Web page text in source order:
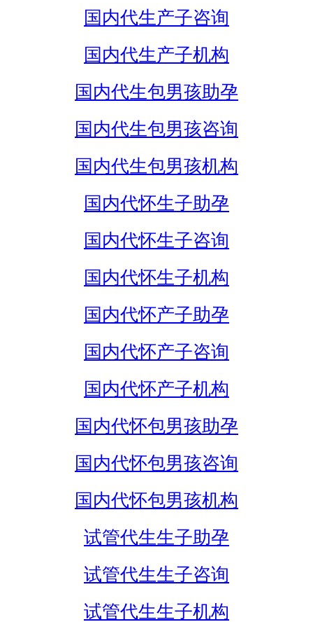
国内代生产子咨询
国内代生产子机构
国内代生包男孩助孕
国内代生包男孩咨询
国内代生包男孩机构
国内代怀生子助孕
国内代怀生子咨询
国内代怀生子机构
国内代怀产子助孕
国内代怀产子咨询
国内代怀产子机构
国内代怀包男孩助孕
国内代怀包男孩咨询
国内代怀包男孩机构
试管代生生子助孕
试管代生生子咨询
试管代生生子机构